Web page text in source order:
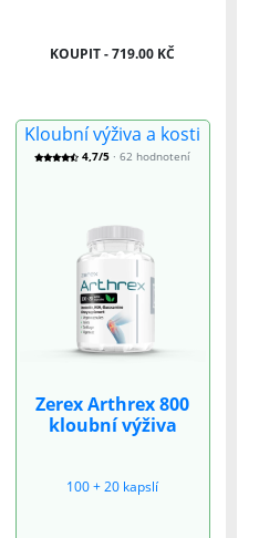
KOUPIT - 719.00 KČ
Kloubní výživa a kosti
4,7/5 · 62 hodnotení
Zerex Arthrex 800
kloubní výživa
100 + 20 kapslí